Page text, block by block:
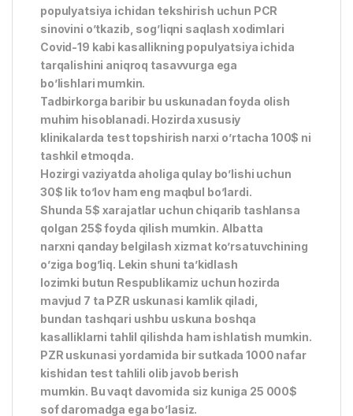
populyatsiya ichidan tekshirish uchun PCR
sinovini o’tkazib, sog’liqni saqlash xodimlari
Covid-19 kabi kasallikning populyatsiya ichida
tarqalishini aniqroq tasavvurga ega
bo’lishlari mumkin.
Tadbirkorga baribir bu uskunadan foyda olish
muhim hisoblanadi. Hozirda xususiy
klinikalarda test topshirish narxi o’rtacha 100$ ni
tashkil etmoqda.
Hozirgi vaziyatda aholiga qulay bo’lishi uchun
30$ lik to’lov ham eng maqbul bo’lardi.
Shunda 5$ xarajatlar uchun chiqarib tashlansa
qolgan 25$ foyda qilish mumkin. Albatta
narxni qanday belgilash xizmat ko’rsatuvchining
o’ziga bog’liq. Lekin shuni ta’kidlash
lozimki butun Respublikamiz uchun hozirda
mavjud 7 ta PZR uskunasi kamlik qiladi,
bundan tashqari ushbu uskuna boshqa
kasalliklarni tahlil qilishda ham ishlatish mumkin.
PZR uskunasi yordamida bir sutkada 1000 nafar
kishidan test tahlili olib javob berish
mumkin. Bu vaqt davomida siz kuniga 25 000$
sof daromadga ega bo’lasiz.